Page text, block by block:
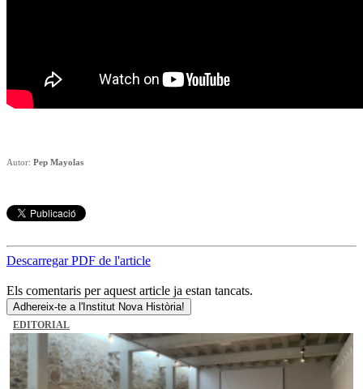
Autor: Pep Mayolas
Descarregar PDF de l'article
Els comentaris per aquest article ja estan tancats.
Adhereix-te a l'Institut Nova Història!
EDITORIAL